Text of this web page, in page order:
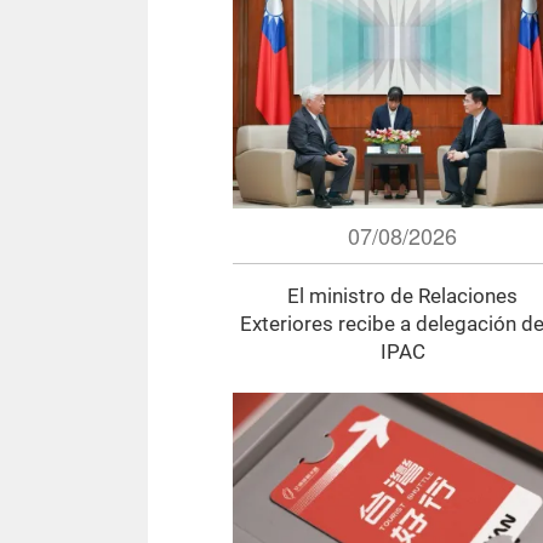
07/08/2026
El ministro de Relaciones
Exteriores recibe a delegación
IPAC